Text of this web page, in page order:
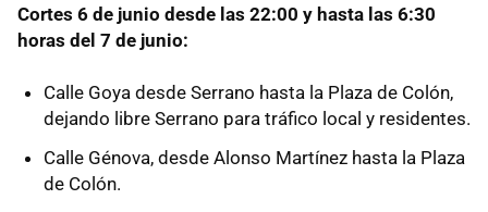
Cortes 6 de junio desde las 22:00 y hasta las 6:30
horas del 7 de junio:
Calle Goya desde Serrano hasta la Plaza de Colón,
dejando libre Serrano para tráfico local y residentes.
Calle Génova, desde Alonso Martínez hasta la Plaza
de Colón.